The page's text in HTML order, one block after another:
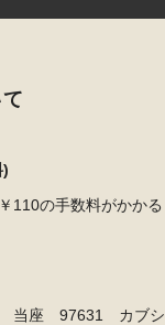
)
110の手数料がかかる
当座 97631 カブシ